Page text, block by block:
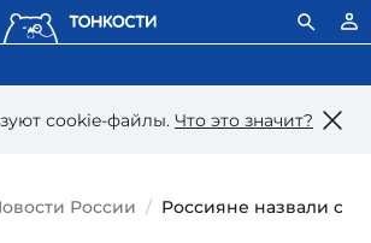
сookie-файлы. Что это значит?
России Россияне назвали